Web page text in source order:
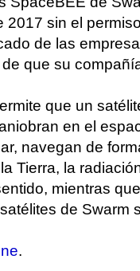
2017 sin el
de las
que su
que un
en el
navegan de
Tierra, la
mientras
de Swarm
.